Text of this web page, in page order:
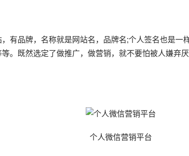
品牌，名称就是网站名，品牌名;个人签名也是一
。既然选定了做推广，做营销，就不要怕被人嫌弃
个人微信营销平台